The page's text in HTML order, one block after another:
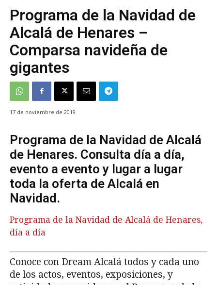
Programa de la Navidad de
Alcalá de Henares –
Comparsa navideña de
gigantes
17 de noviembre de 2019
Programa de la Navidad de Alcalá
de Henares. Consulta día a día,
evento a evento y lugar a lugar
toda la oferta de Alcalá en
Navidad.
Programa de la Navidad de Alcalá de Henares,
día a día
Conoce con Dream Alcalá todos y cada uno
de los actos, eventos, exposiciones, y